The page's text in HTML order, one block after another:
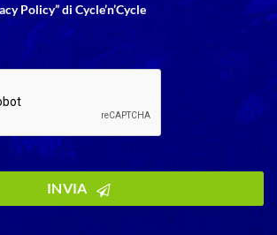
Policy” di Cycle’n’Cycle
INVIA